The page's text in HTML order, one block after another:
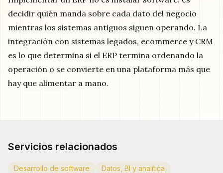
decidir quién manda sobre cada dato del negocio
mientras los sistemas antiguos siguen operando. La
integración con sistemas legados, ecommerce y CRM
es lo que determina si el ERP termina ordenando la
operación o se convierte en una plataforma más que
hay que alimentar a mano.
Servicios relacionados
Desarrollo de software
Datos, BI y analítica